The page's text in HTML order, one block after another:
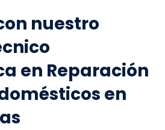
nuestro
en Reparación
en